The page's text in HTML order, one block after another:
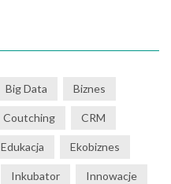
Big Data Biznes
Coutching CRM
Edukacja Ekobiznes
Inkubator Innowacje